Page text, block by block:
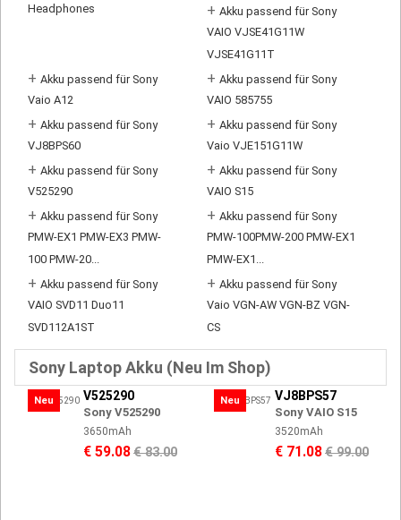
Headphones
+ Akku passend für Sony
VAIO VJSE41G11W
VJSE41G11T
+ Akku passend für Sony
Vaio A12
+ Akku passend für Sony
VAIO 585755
+ Akku passend für Sony
VJ8BPS60
+ Akku passend für Sony
Vaio VJE151G11W
+ Akku passend für Sony
V525290
+ Akku passend für Sony
VAIO S15
+ Akku passend für Sony
PMW-EX1 PMW-EX3 PMW-
100 PMW-20...
+ Akku passend für Sony
PMW-100PMW-200 PMW-EX1
PMW-EX1...
+ Akku passend für Sony
VAIO SVD11 Duo11
SVD112A1ST
+ Akku passend für Sony
Vaio VGN-AW VGN-BZ VGN-
CS
Sony Laptop Akku (Neu Im Shop)
Neu V525290
Sony V525290
3650mAh
€ 59.08€ 83.00
Neu VJ8BPS57
Sony VAIO S15
3520mAh
€ 71.08€ 99.00